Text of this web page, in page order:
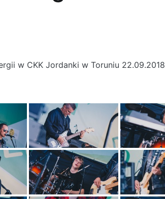
w CKK Jordanki w Toruniu 22.09.2018